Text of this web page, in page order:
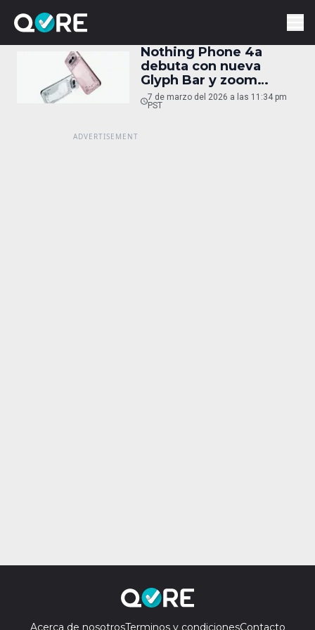
Nothing Phone 4a
debuta con nueva
Glyph Bar y zoom
óptico 3.5x
7 de marzo del 2026 a las 11:34 pm
PST
Acerca de nosotrosTerminos y condicionesContacto